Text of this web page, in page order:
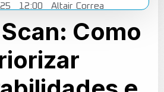
12:00 Altair Correa
Como